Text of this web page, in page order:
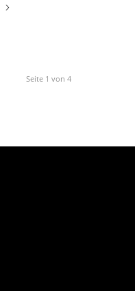
Seite 1 von 4